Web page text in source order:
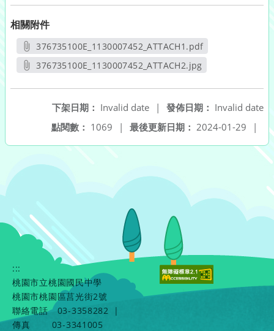
相關附件
376735100E_1130007452_ATTACH1.pdf
另開新視窗
376735100E_1130007452_ATTACH2.jpg
發佈日期： Invalid date
下架日期： Invalid date
|
最後更新日期： 2024-01-29 |
點閱數： 1069 |
:::
桃園市立桃園國民中學
桃園市桃園區莒光街2號
聯絡電話
03-3358282
|
傳真
03-3341005